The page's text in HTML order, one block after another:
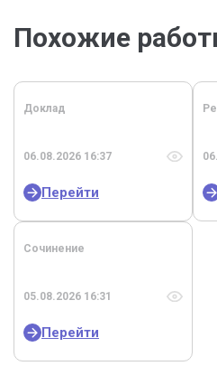
Похожие
Доклад
06.08.2026 16:37
Перейти
Сочинение
05.08.2026 16:31
Перейти